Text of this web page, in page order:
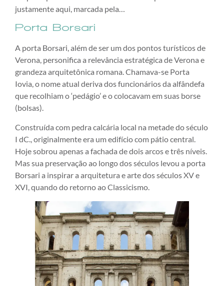
justamente aqui, marcada pela…
Porta Borsari
A porta Borsari, além de ser um dos pontos turísticos de
Verona, personifica a relevância estratégica de Verona e
grandeza arquitetônica romana. Chamava-se Porta
Iovia, o nome atual deriva dos funcionários da alfândefa
que recolhiam o ‘pedágio’ e o colocavam em suas borse
(bolsas).
Construída com pedra calcária local na metade do século
I dC., originalmente era um edifício com pátio central.
Hoje sobrou apenas a fachada de dois arcos e três níveis.
Mas sua preservação ao longo dos séculos levou a porta
Borsari a inspirar a arquitetura e arte dos séculos XV e
XVI, quando do retorno ao Classicismo.